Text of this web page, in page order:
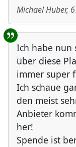
Michael Huber,
Ich habe nun
über diese
immer super
Ich schaue
den meist
Anbieter
her!
Spende ist